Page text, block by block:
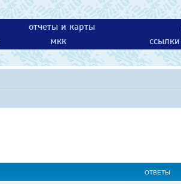
отчеты и карты
мкк ссылки
ОТВЕТЫ